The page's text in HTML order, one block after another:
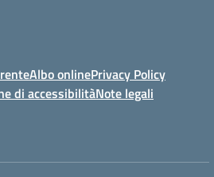
Albo onlinePrivacy Policy
di accessibilitàNote legali